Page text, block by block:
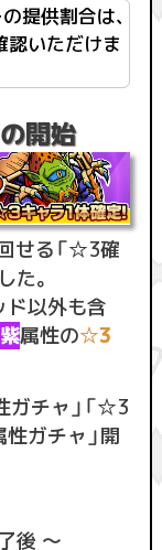
提供割合は、
認いただけま
開始
せる「☆3確
た。
ド以外も含
紫属性の☆3
ガチャ」「☆3
ガチャ」開
後 ～